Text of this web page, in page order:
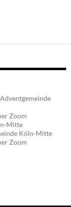
Zoom
Mitte
Köln-Mitte
Zoom